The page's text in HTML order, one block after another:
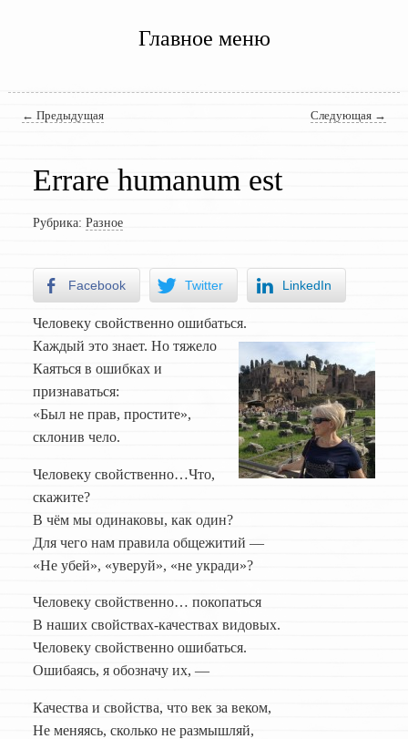
Главное меню
Навигация по записям
← Предыдущая Следующая →
Errare humanum est
Рубрика: Разное
Facebook Twitter LinkedIn
Человеку свойственно ошибаться.
Каждый это знает. Но тяжело
Каяться в ошибках и
признаваться:
«Был не прав, простите»,
склонив чело.
Человеку свойственно…Что,
скажите?
В чём мы одинаковы, как один?
Для чего нам правила общежитий —
«Не убей», «уверуй», «не укради»?
Человеку свойственно… покопаться
В наших свойствах-качествах видовых.
Человеку свойственно ошибаться.
Ошибаясь, я обозначу их, —
Качества и свойства, что век за веком,
Не меняясь, сколько не размышляй,